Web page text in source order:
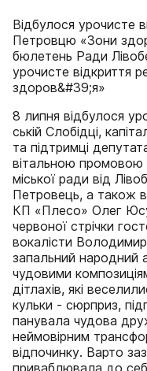
Відбулося урочисте
Петровцю «Зони
бюлетень Ради
урочисте відкриття
здоров&#39;я»
8 липня відбулося
ській Слобідці,
та підтримці
вітальною промовою
міської ради від
Петровець, а також
КП «Плесо» Олег
червоної стрічки
вокалісти
запальний народний
чудовими
дітлахів, які
кульки - сюрприз,
панувала чудова
неймовірним
відпочинку. Варто
приваблювала до